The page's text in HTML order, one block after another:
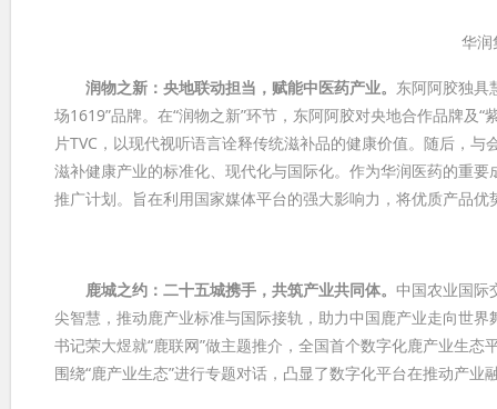
华润
润物之新：央地联动担当，赋能中医药产业。 东阿阿胶独具
场1619”品牌。在“润物之新”环节，东阿阿胶对央地合作品牌及
片TVC，以现代视听语言诠释传统滋补品的健康价值。随后，
滋补健康产业的标准化、现代化与国际化。作为华润医药的重
推广计划。旨在利用国家媒体平台的强大影响力，将优质产品
鹿城之约：二十五城携手，共筑产业共同体。中国农业国际
尖智慧，推动鹿产业标准与国际接轨，助力中国鹿产业走向世
书记荣大煜就“鹿联网”做主题推介，全国首个数字化鹿产业生
围绕“鹿产业生态”进行专题对话，凸显了数字化平台在推动产